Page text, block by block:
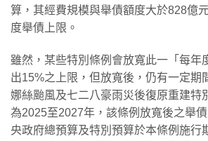
算，其經費規模與舉債額度大於828億
度舉債上限。
雖然，某些特別條例會放寬此一「每年
出15%之上限，但放寬後，仍有一定期
娜絲颱風及七二八豪雨災後復原重建特
為2025至2027年，該條例放寬後之舉
央政府總預算及特別預算於本條例施行